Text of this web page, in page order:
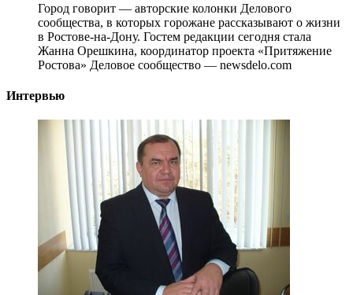
Город говорит — авторские колонки Делового
сообщества, в которых горожане рассказывают о жизни
в Ростове-на-Дону. Гостем редакции сегодня стала
Жанна Орешкина, координатор проекта «Притяжение
Ростова» Деловое сообщество — newsdelo.com
Интервью